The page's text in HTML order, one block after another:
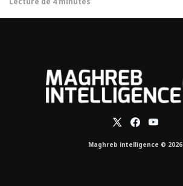
Maghreb intelligence © 2026